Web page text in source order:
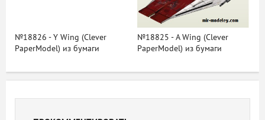
№18826 - Y Wing (Clever
PaperModel) из бумаги
№18825 - A Wing (Clever
PaperModel) из бумаги